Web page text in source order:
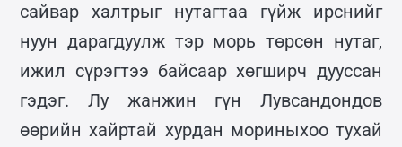
сайвар халтрыг нутагтаа гүйж ирснийг
нуун дарагдуулж тэр морь төрсөн нутаг,
ижил сүрэгтээ байсаар хөгширч дууссан
гэдэг. Лу жанжин гүн Лувсандондов
өөрийн хайртай хурдан мориныхоо тухай